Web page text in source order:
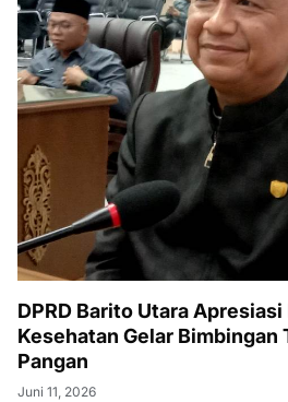
DPRD Barito Utara
Kesehatan Gelar Bimbingan
Pangan
Juni 11, 2026